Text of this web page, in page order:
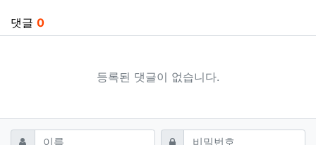
댓글 0
등록된 댓글이 없습니다.
댓글쓰기
이름 필수 비밀번호필수